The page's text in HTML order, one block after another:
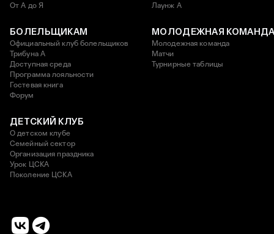
От А до Я
Лаунж A
БОЛЕЛЬЩИКАМ
Официальный клуб болельщиков
Трибуна А
Доступная среда
Программа лояльности
Гостевая книга
Форум
МОЛОДЕЖНАЯ
Молодежная команда
Матчи
Турнирные таблицы
ДЕТСКИЙ КЛУБ
О детском клубе
Семейный сектор
Организация праздника
Урок ЦСКА
Поколение ЦСКА